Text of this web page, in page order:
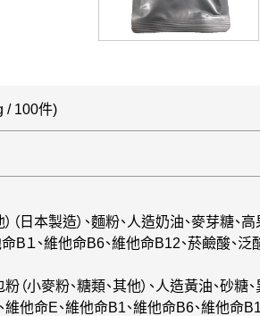
/ 100件)
（日本製造）、麵粉、人造奶油、麥芽糖
B１、維他命B6、維他命B12、菸鹼酸、泛
粉（小麥粉、糖類、其他）、人造黃油、砂
維他命E、維他命B1、維他命B6、維他命